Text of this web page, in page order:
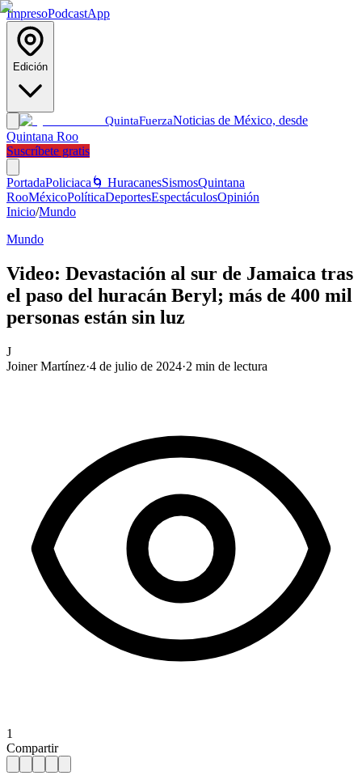
ImpresoPodcastApp
Edición
QuintaFuerzaNoticias de México, desde
Quintana Roo
Suscríbete gratis
PortadaPoliciaca 🌀 HuracanesSismosQuintana
RooMéxicoPolíticaDeportesEspectáculosOpinión
Inicio/Mundo
Mundo
Video: Devastación al sur de Jamaica tras
el paso del huracán Beryl; más de 400 mil
personas están sin luz
J
Joiner Martínez·4 de julio de 2024·2 min de lectura
1
Compartir